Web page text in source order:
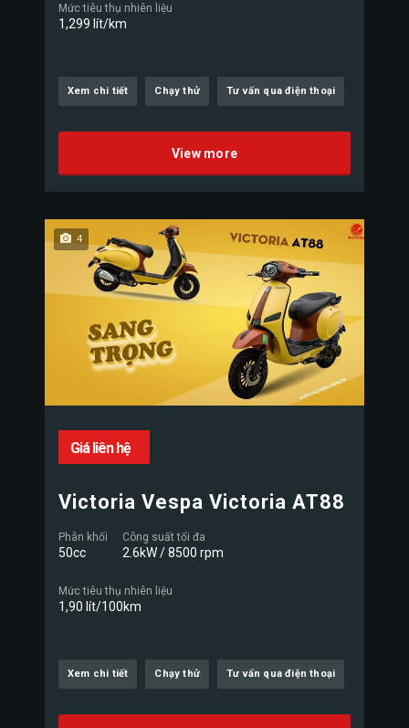
Mức tiêu thụ nhiên liệu
1,299 lít/km
Xem chi tiết Chạy thử Tư vấn qua điện thoại
View more
4
Giá liên hệ
Victoria Vespa Victoria AT88
Phân khối
50cc
Công suất tối đa
2.6kW / 8500 rpm
Mức tiêu thụ nhiên liệu
1,90 lít/100km
Xem chi tiết Chạy thử Tư vấn qua điện thoại